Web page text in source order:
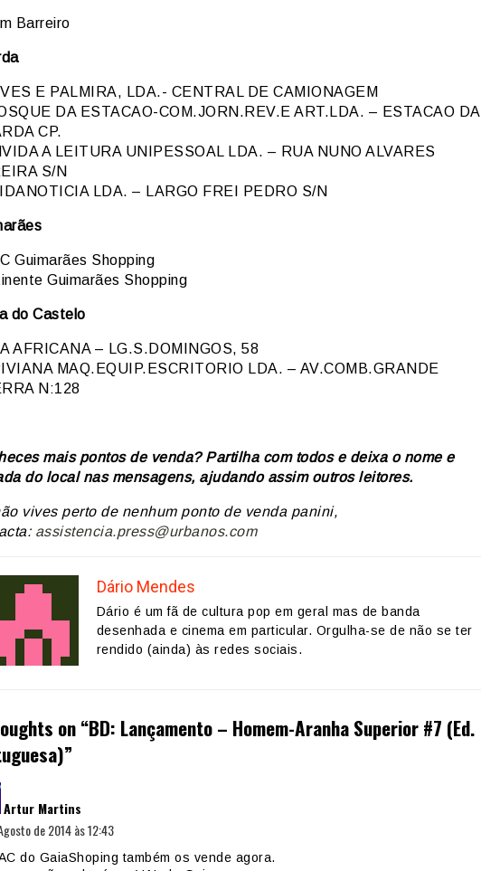
Barreiro
E PALMIRA, LDA.- CENTRAL DE CAMIONAGEM
DA ESTACAO-COM.JORN.REV.E ART.LDA. – ESTACAO DA
CP.
A LEITURA UNIPESSOAL LDA. – RUA NUNO ALVARES
S/N
LDA. – LARGO FREI PEDRO S/N
Guimarães Shopping
Guimarães Shopping
do Castelo
AFRICANA – LG.S.DOMINGOS, 58
MAQ.EQUIP.ESCRITORIO LDA. – AV.COMB.GRANDE
N:128
mais pontos de venda? Partilha com todos e deixa o nome e
do local nas mensagens, ajudando assim outros leitores.
vives perto de nenhum ponto de venda panini,
assistencia.press@urbanos.com
Dário Mendes
Dário é um fã de cultura pop em geral mas de banda
desenhada e cinema em particular. Orgulha-se de não se ter
rendido (ainda) às redes sociais.
on “BD: Lançamento – Homem-Aranha Superior #7 (Ed.
”
Artur Martins
de 2014 às 12:43
do GaiaShoping também os vende agora.